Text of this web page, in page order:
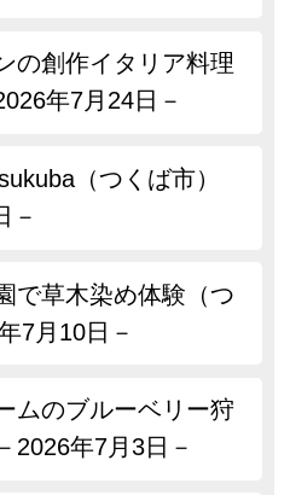
の創作イタリア料理
年7月24日－
（つくば市）
－
で草木染め体験（つ
7月10日－
ムのブルーベリー狩
2026年7月3日－